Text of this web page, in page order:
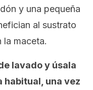
y una pequeña
al sustrato
la maceta.
lavado y úsala
habitual, una vez